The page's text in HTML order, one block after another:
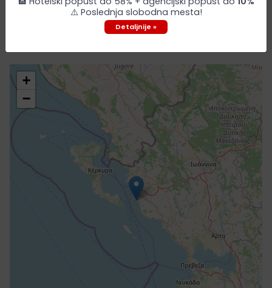
Mapa grada
+
−
⚠️ Poslednja slobodna mesta!
Detaljnije »